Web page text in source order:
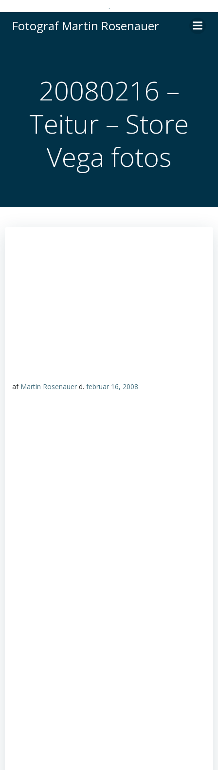
.
til
Fotograf Martin Rosenauer
20080216 –
Teitur – Store
Vega fotos
af Martin Rosenauer d. februar 16, 2008